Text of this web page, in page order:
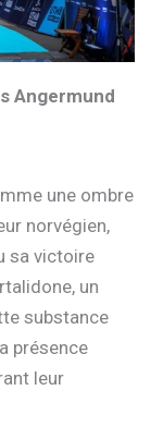
Angermund
une ombre
norvégien,
sa victoire
un
substance
présence
leur